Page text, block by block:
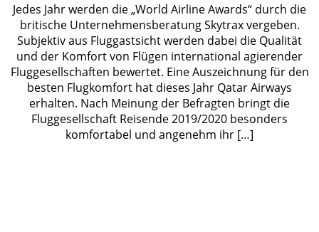
Jedes Jahr werden die „World Airline Awards“ durch die
britische Unternehmensberatung Skytrax vergeben.
Subjektiv aus Fluggastsicht werden dabei die Qualität
und der Komfort von Flügen international agierender
Fluggesellschaften bewertet. Eine Auszeichnung für den
besten Flugkomfort hat dieses Jahr Qatar Airways
erhalten. Nach Meinung der Befragten bringt die
Fluggesellschaft Reisende 2019/2020 besonders
komfortabel und angenehm ihr […]